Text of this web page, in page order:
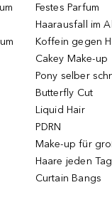
Festes Parfum
Haarausfall im
Koffein gegen
Cakey Make-up
Pony selber
Butterfly Cut
Liquid Hair
PDRN
Make-up für
Haare jeden
Curtain Bangs